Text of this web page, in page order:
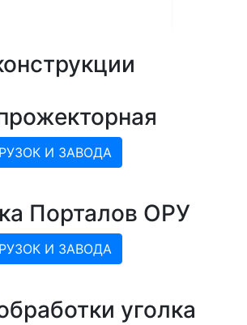
И ЗАВОДА
Порталов ОРУ
И ЗАВОДА
уголка